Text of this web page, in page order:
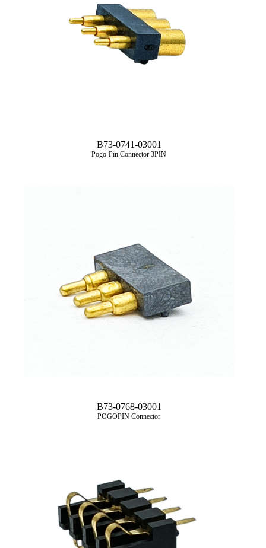
B73-0741-03001
Pogo-Pin Connector 3PIN
B73-0768-03001
POGOPIN Connector